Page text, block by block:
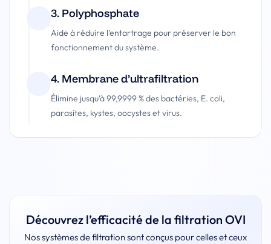
3. Polyphosphate
Aide à réduire l’entartrage pour préserver le bon
fonctionnement du système.
4. Membrane d’ultrafiltration
Élimine jusqu’à 99,9999 % des bactéries, E. coli,
parasites, kystes, oocystes et virus.
Découvrez l’efficacité de la filtration OVI
Nos systèmes de filtration sont conçus pour celles et ceux